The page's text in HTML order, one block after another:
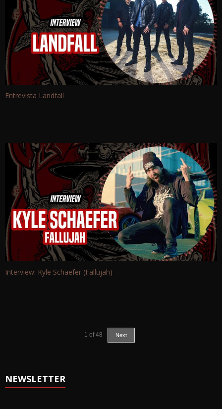
Entrevista Landfall
Interview: Kyle Schaefer (Fallujah)
1 of 48 Next
NEWSLETTER